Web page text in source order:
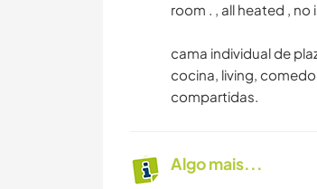
room . , all heated ,
cama individual de
cocina, living,
compartidas.
Algo mais...